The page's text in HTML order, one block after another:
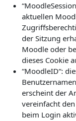
aktuellen
der Sitzung
Moodle oder
dieses Cookie
“MoodleID“:
erscheint der
vereinfacht
beim Login